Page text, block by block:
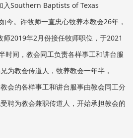
入Southern Baptists of Texas
今。许牧师一直忠心牧养本教会26年，
2019年2月份接任牧师职位，于2021
时间，教会同工负责各样事工和讲台服
为教会传道人，牧养教会一年半，
会的各样事工和讲台服事由教会同工分
聘为教会兼职传道人，开始承担教会的